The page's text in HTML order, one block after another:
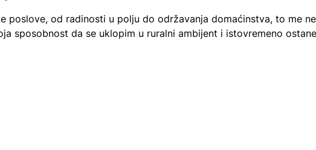
poslove, od radinosti u polju do održavanja domaćinstva, to me ne
sposobnost da se uklopim u ruralni ambijent i istovremeno